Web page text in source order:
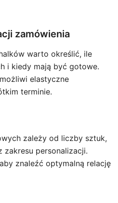
zamówienia
warto określić, ile
i kiedy mają być gotowe.
elastyczne
terminie.
zależy od liczby sztuk,
zakresu personalizacji.
znaleźć optymalną relację